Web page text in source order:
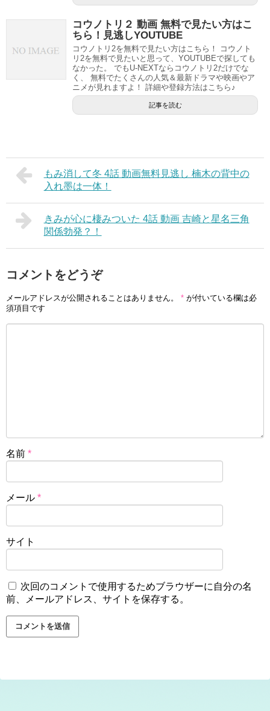
コウノトリ２ 動画 無料で見たい方はこ
ちら！見逃しYOUTUBE
コウノトリ2を無料で見たい方はこちら！ コウノト
リ2を無料で見たいと思って、YOUTUBEで探しても
なかった。 でもU-NEXTならコウノトリ2だけでな
く、 無料でたくさんの人気＆最新ドラマや映画やア
ニメが見れますよ！ 詳細や登録方法はこちら♪
記事を読む
もみ消して冬 4話 動画無料見逃し 楠木の背中の
入れ墨は一体！
きみが心に棲みついた 4話 動画 吉崎と星名三角
関係勃発？！
コメントをどうぞ
メールアドレスが公開されることはありません。 * が付いている欄は必
須項目です
名前 *
メール *
サイト
次回のコメントで使用するためブラウザーに自分の名
前、メールアドレス、サイトを保存する。